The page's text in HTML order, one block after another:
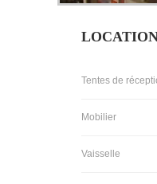
Tentes de
Mobilier
Vaisselle